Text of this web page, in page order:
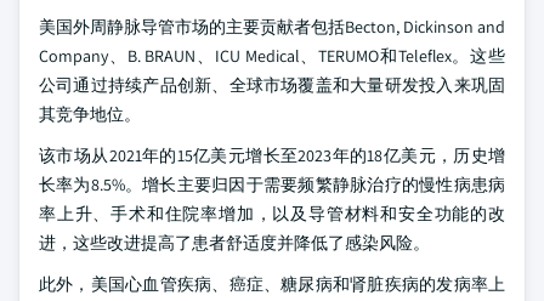
美国外周静脉导管市场的主要贡献者包括Becton, Dickinson and
Company、B. BRAUN、ICU Medical、TERUMO和Teleflex。这些
公司通过持续产品创新、全球市场覆盖和大量研发投入来巩固
其竞争地位。
该市场从2021年的15亿美元增长至2023年的18亿美元，历史增
长率为8.5%。增长主要归因于需要频繁静脉治疗的慢性病患病
率上升、手术和住院率增加，以及导管材料和安全功能的改
进，这些改进提高了患者舒适度并降低了感染风险。
此外，美国心血管疾病、癌症、糖尿病和肾脏疾病的发病率上